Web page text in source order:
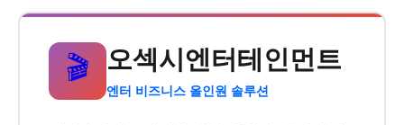
🎬 오섹시엔터테인먼트
엔터 비즈니스 올인원 솔루션